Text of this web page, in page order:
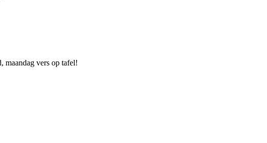
, maandag vers op tafel!